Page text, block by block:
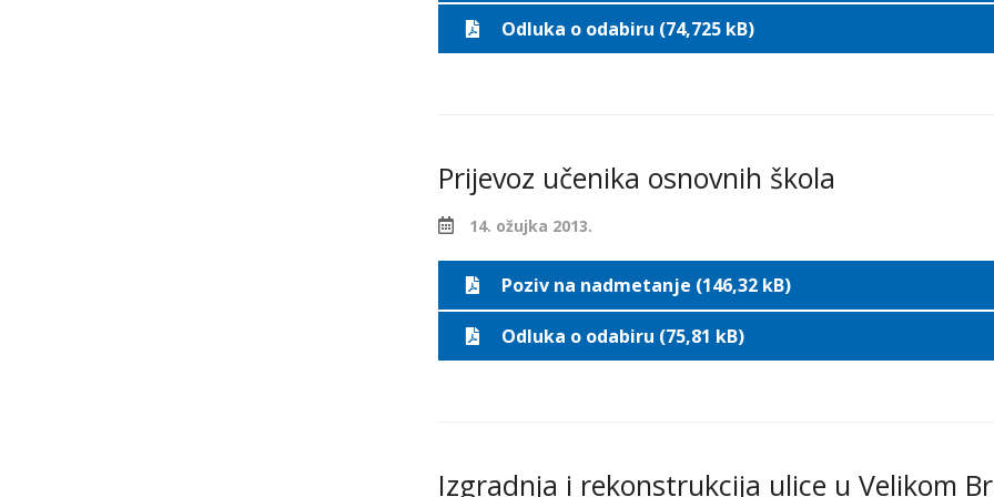
Odluka o odabiru (74,725 kB)
Prijevoz učenika osnovnih škola
14. ožujka 2013.
Poziv na nadmetanje (146,32 kB)
Odluka o odabiru (75,81 kB)
Izgradnja i rekonstrukcija ulice u Velikom